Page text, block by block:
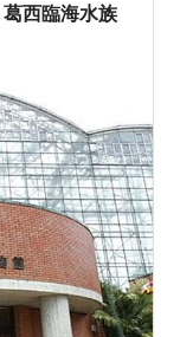
西臨海水族